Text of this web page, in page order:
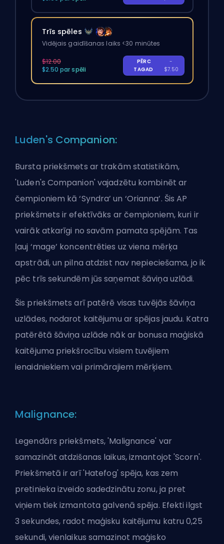
Trīs spēles
Vidējais gaidīšanas laiks <30 minūtes
$12.00
$2.50 par spēli
PĒRC
TAGAD
-
$7.50
Luden's Companion:
Bursta priekšmets ar trakām statistikām,
'Luden's Companion' vajadzētu kombinēt ar
čempioniem kā ‘Syndra’ un ‘Orianna’. Šis AP
priekšmets ir efektīvāks ar čempioniem, kuri ir
vairāk atkarīgi no savām pamata spējām. Tas
ļauj ‘mage’ koncentrēties uz viena mērķa
apstrādi, un pilna atdzist nav nepieciešama, jo ik
pēc trīs sekundēm jūs saņemat šāviņa uzlādi.
Šis priekšmets arī patērē visas tuvējās šāviņa
uzlādes, nodarot kaitējumu ar spējas jaudu. Katra
patērētā šāviņa uzlāde nāk ar bonusa maģiskā
kaitējuma priekšrocību visiem tuvējiem
ienaidniekiem vai primārajiem mērķiem.
Malignance:
Legendārs priekšmets, 'Malignance' var
samazināt atdzišanas laikus, izmantojot 'Scorn'.
Priekšmetā ir arī 'Hatefog' spēja, kas zem
pretinieka izveido sadedzinātu zonu, ja pret
viņiem tiek izmantota galvenā spēja. Efekti ilgst
3 sekundes, radot maģisku kaitējumu katru 0,25
sekundi, vienlaikus samazinot maģisko